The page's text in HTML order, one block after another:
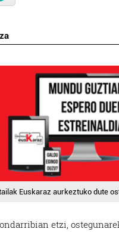
Euskaraz aurkeztuko dute
etzi,